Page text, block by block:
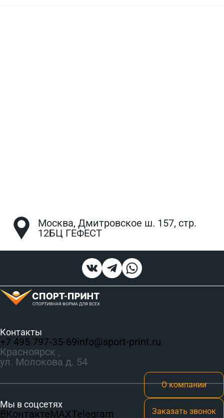
Москва, Дмитровское ш. 157, стр.
12БЦ ГЕФЕСТ
Контакты
+7 495 797‑35-69info@sport-print.ru
Красноярск ,
ул. Молокова д. 54
Мы в соцсетях
ВКонтактеMAXTelegram
О компании
Заказать звонок